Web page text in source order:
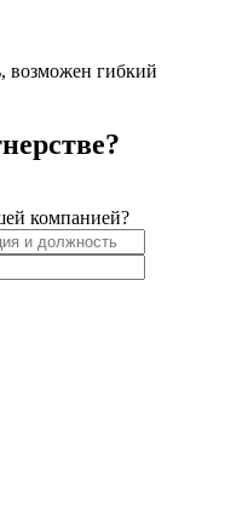
возможен гибкий
компанией?